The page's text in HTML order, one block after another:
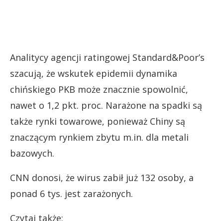
Analitycy agencji ratingowej Standard&Poor’s
szacują, że wskutek epidemii dynamika
chińskiego PKB może znacznie spowolnić,
nawet o 1,2 pkt. proc. Narażone na spadki są
także rynki towarowe, ponieważ Chiny są
znaczącym rynkiem zbytu m.in. dla metali
bazowych.
CNN donosi, że wirus zabił już 132 osoby, a
ponad 6 tys. jest zarażonych.
Czytaj także: